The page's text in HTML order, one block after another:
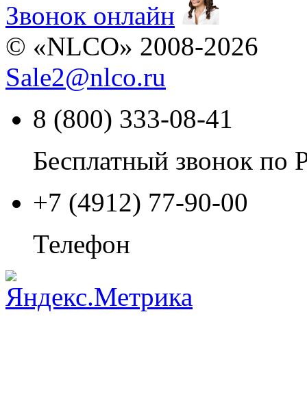
Звонок онлайн
© «NLCO» 2008-2026
Sale2@nlco.ru
8 (800) 333-08-41
Бесплатный звонок по
+7 (4912) 77-90-00
Телефон